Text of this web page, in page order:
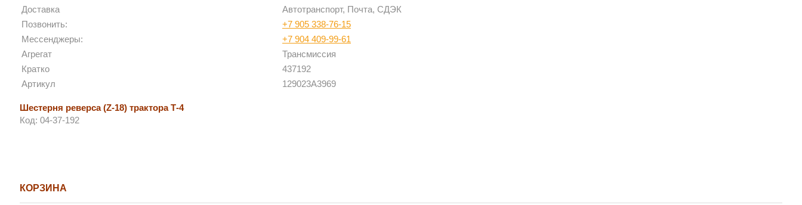
Доставка
Автотранспорт, Почта, СДЭК
Позвонить:
+7 905 338-76-15
Мессенджеры:
+7 904 409-99-61
Агрегат
Трансмиссия
Кратко
437192
Артикул
129023A3969
Шестерня реверса (Z-18) трактора Т-4
Код: 04-37-192
КОРЗИНА